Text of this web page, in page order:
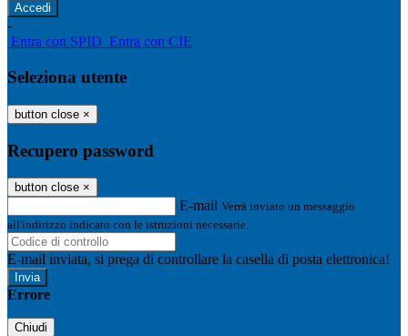
-
Entra con SPID Entra con CIE
Seleziona utente
button close ×
Recupero password
button close ×
E-mail Verrà inviato un messaggio
all'indirizzo indicato con le istruzioni necessarie.
E-mail inviata, si prega di controllare la casella di posta elettronica!
Errore
Chiudi